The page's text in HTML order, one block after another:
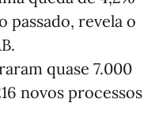
passado, revela o
quase 7.000
novos processos